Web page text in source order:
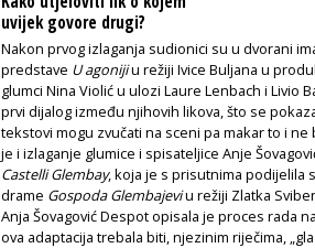
uvijek govore drugi?
Nakon prvog izlaganja sudionici su u dvorani
predstave U agonijiu režiji Ivice Buljana u
glumci Nina Violić u ulozi Laure Lenbach i Livio
prvi dijalog između njihovih likova, što se
tekstovi mogu zvučati na sceni pa makar to i
je i izlaganje glumice i spisateljice Anje
Castelli Glembay, koja je s prisutnima podijelila
drame Gospoda Glembajeviu režiji Zlatka
Anja Šovagović Despot opisala je proces rada
ova adaptacija trebala biti, njezinim riječima,